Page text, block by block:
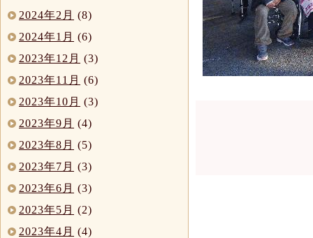
2024年2月 (8)
2024年1月 (6)
2023年12月 (3)
2023年11月 (6)
2023年10月 (3)
2023年9月 (4)
2023年8月 (5)
2023年7月 (3)
2023年6月 (3)
2023年5月 (2)
2023年4月 (4)